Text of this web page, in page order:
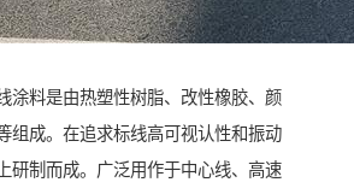
涂料是由热塑性树脂、改性橡胶、颜
组成。在追求标线高可视认性和振动
研制而成。广泛用作于中心线、高速